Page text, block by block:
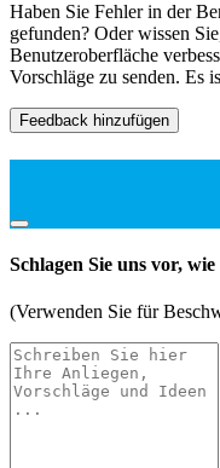
Haben Sie Fehler in der
gefunden? Oder wissen
Benutzeroberfläche
Vorschläge zu senden. Es
Feedback hinzufügen
Schlagen Sie uns vor,
(Verwenden Sie für